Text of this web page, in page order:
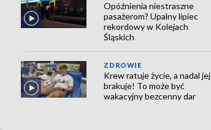
Opóźnienia niestraszne
pasażerom? Upalny lipiec
rekordowy w Kolejach
Śląskich
ZDROWIE
Krew ratuje życie, a nadal jej
brakuje! To może być
wakacyjny bezcenny dar